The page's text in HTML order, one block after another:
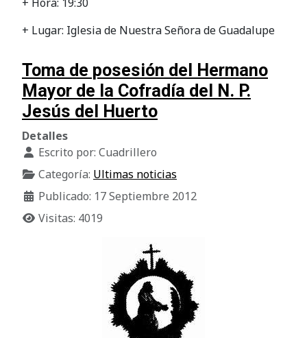
+ Lugar: Iglesia de Nuestra Señora de Guadalupe
Toma de posesión del Hermano
Mayor de la Cofradía del N. P.
Jesús del Huerto
Detalles
Escrito por: Cuadrillero
Categoría: Ultimas noticias
Publicado: 17 Septiembre 2012
Visitas: 4019